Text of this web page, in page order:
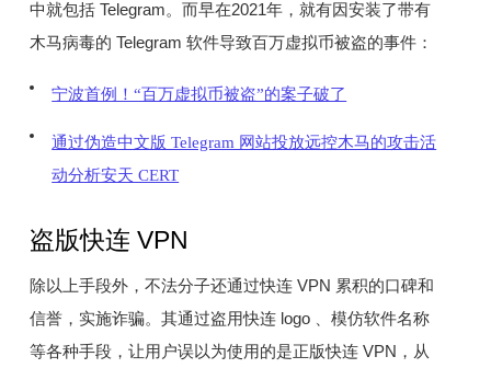
中就包括 Telegram。而早在2021年，就有因安装了带有
木马病毒的 Telegram 软件导致百万虚拟币被盗的事件：
宁波首例！“百万虚拟币被盗”的案子破了
通过伪造中文版 Telegram 网站投放远控木马的攻击活
动分析安天 CERT
盗版快连 VPN
除以上手段外，不法分子还通过快连 VPN 累积的口碑和
信誉，实施诈骗。其通过盗用快连 logo 、模仿软件名称
等各种手段，让用户误以为使用的是正版快连 VPN，从